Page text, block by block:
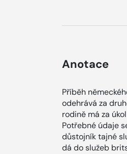
Anotace
Příběh
odehrává za
rodině má za
Potřebné údaje
důstojník tajné
dá do služeb